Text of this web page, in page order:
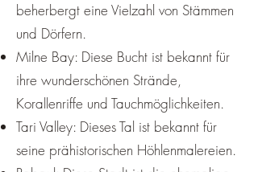
beherbergt eine Vielzahl von Stämmen
und Dörfern.
Milne Bay: Diese Bucht ist bekannt für
ihre wunderschönen Strände,
Korallenriffe und Tauchmöglichkeiten.
Tari Valley: Dieses Tal ist bekannt für
seine prähistorischen Höhlenmalereien.